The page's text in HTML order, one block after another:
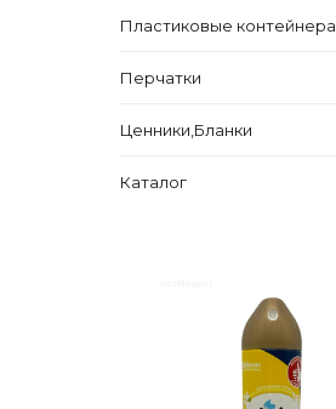
Пластиковые контейнера
Перчатки
Ценники,Бланки
Каталог